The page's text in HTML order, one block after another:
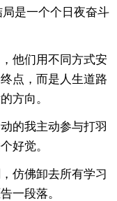
是一个个日夜奋斗
他们用不同方式安
点，而是人生道路
方向。
的我主动参与打羽
好觉。
仿佛卸去所有学习
一段落。